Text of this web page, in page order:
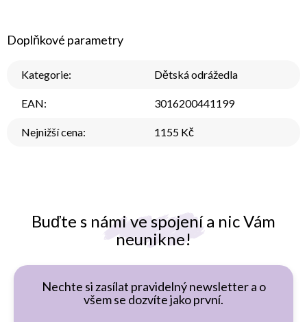
Buďte s námi ve spojení a nic Vám
neunikne!
Nechte si zasílat pravidelný newsletter a o
všem se dozvíte jako první.
Doplňkové parametry
Kategorie: Dětská odrážedla
EAN: 3016200441199
Nejnižší cena: 1155 Kč